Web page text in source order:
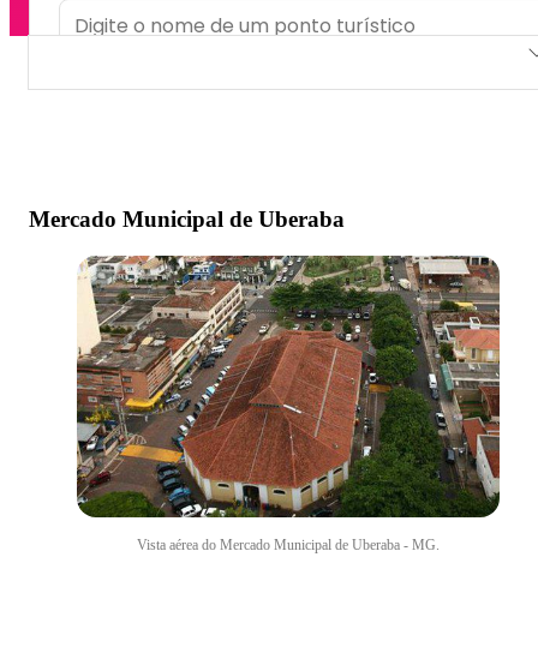
Mercado Municipal de Uberaba
Vista aérea do Mercado Municipal de Uberaba - MG.